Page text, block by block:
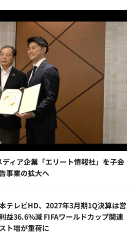
ィア企業「エリート情報社」を子会
事業の拡大へ
テレビHD、2027年3月期1Q決算は営
益36.6%減 FIFAワールドカップ関連
ト増が重荷に